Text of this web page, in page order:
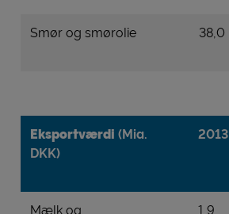
Smør og smørolie 38,0
Eksportværdi (Mia.
DKK)
2013
Mælk og
1,9